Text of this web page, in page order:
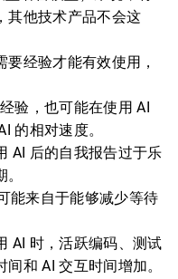
其他技术产品不会这
经验才能有效使用，
验，也可能在使用 AI
的相对速度。
AI 后的自我报告过于乐
能来自于能够减少等待
AI 时，活跃编码、测试
和 AI 交互时间增加。